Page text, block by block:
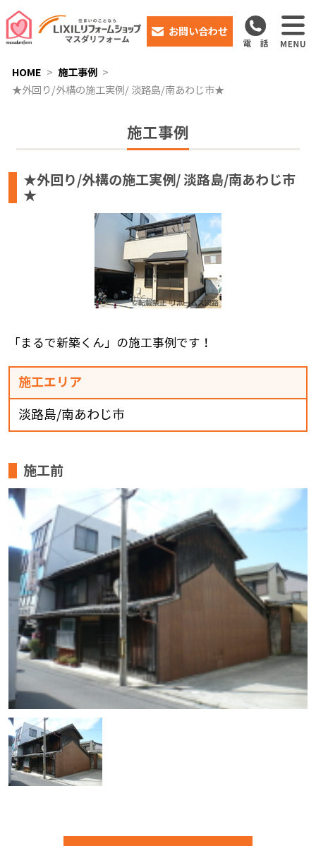
お問い合わせ
HOME
施工事例
★外回り/外構の施工実例/ 淡路島/南あわじ市★
施工事例
★外回り/外構の施工実例/ 淡路島/南あわじ市
★
「まるで新築くん」の施工事例です！
施工エリア
淡路島/南あわじ市
施工前